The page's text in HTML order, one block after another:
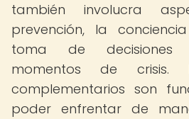
también involucra
prevención, la
toma de decisiones
momentos de crisis.
complementarios son
poder enfrentar de